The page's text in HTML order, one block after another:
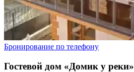
Бронирование по телефону
Гостевой дом «Домик у реки»